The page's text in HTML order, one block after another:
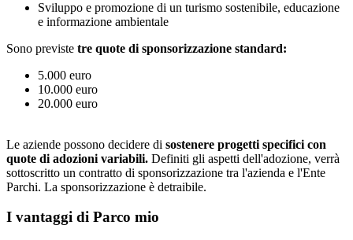
Sviluppo e promozione di un turismo sostenibile, educazione
e informazione ambientale
Sono previste tre quote di sponsorizzazione standard:
5.000 euro
10.000 euro
20.000 euro
Le aziende possono decidere di sostenere progetti specifici con
quote di adozioni variabili. Definiti gli aspetti dell'adozione, verrà
sottoscritto un contratto di sponsorizzazione tra l'azienda e l'Ente
Parchi. La sponsorizzazione è detraibile.
I vantaggi di Parco mio